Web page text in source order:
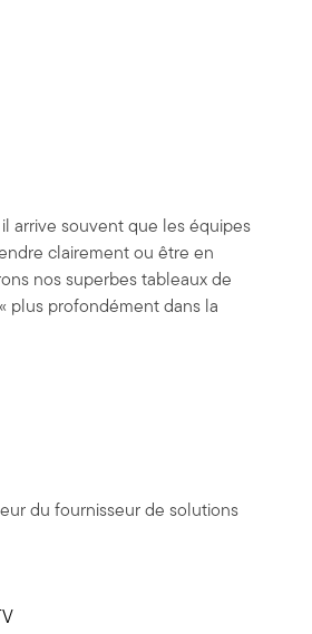
arrive souvent que les équipes
clairement ou être en
nos superbes tableaux de
plus profondément dans la
du fournisseur de solutions